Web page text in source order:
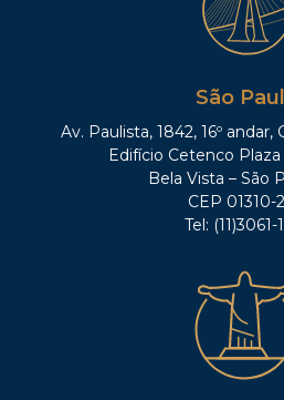
São
Av. Paulista, 1842, 16º andar,
Edifício Cetenco
Bela Vista – São
CEP 01310-
Tel: (11)3061-